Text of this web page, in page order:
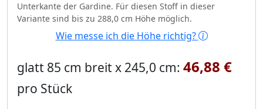
Unterkante der Gardine. Für diesen Stoff in dieser
Variante sind bis zu 288,0 cm Höhe möglich.
Wie messe ich die Höhe richtig?
glatt 85 cm breit x 245,0 cm: 46,88 €
pro Stück